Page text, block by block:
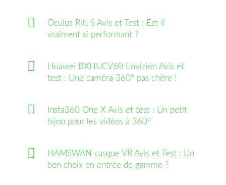
Oculus Rift S Avis et Test : Est-il
vraiment si performant ?
Huawei BXHUCV60 Envizion Avis et
test : Une caméra 360° pas chère !
Insta360 One X Avis et test : Un petit
bijou pour les vidéos à 360°
HAMSWAN casque VR Avis et Test : Un
bon choix en entrée de gamme ?